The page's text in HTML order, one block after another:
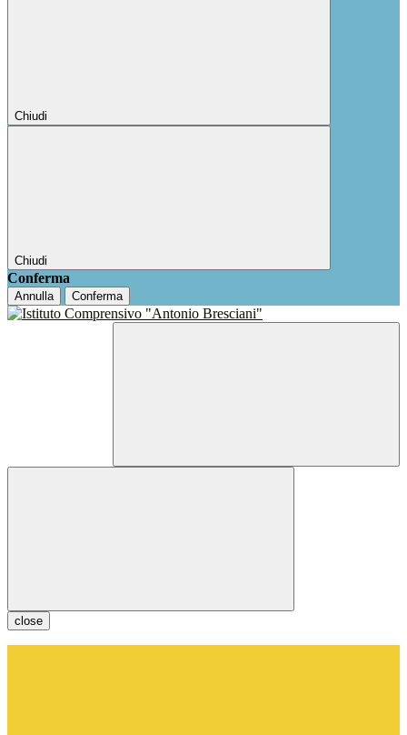
Chiudi
Chiudi
Conferma
Annulla Conferma
close